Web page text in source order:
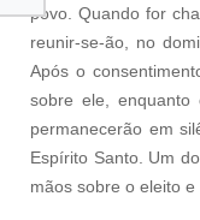
povo. Quando for
reunir-se-ão, no
Após o
sobre ele, enquanto
permanecerão em
Espírito Santo. Um
mãos sobre o eleito e